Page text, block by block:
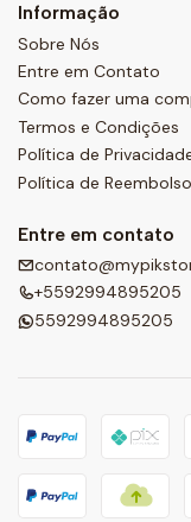
Informação
Sobre Nós
Entre em Contato
Como fazer uma
Termos e Condições
Política de
Política de
Entre em contato
+5592994895205
5592994895205